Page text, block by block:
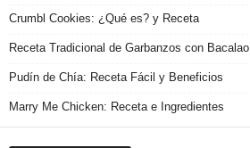
Crumbl Cookies: ¿Qué es? y Receta
Receta Tradicional de Garbanzos con Bacalao
Pudín de Chía: Receta Fácil y Beneficios
Marry Me Chicken: Receta e Ingredientes